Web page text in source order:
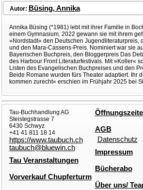
Autor: Büsing, Annika
Annika Büsing (*1981) lebt mit ihrer Familie in
einem Gymnasium. 2022 gewann sie mit ihrem
»Nordstadt« den Deutschen Jugendliteraturpreis,
und den Mara-Cassens-Preis. Nominiert war sie
Bayerischen Buchpreis, den Bloggerpreis Das
des Harbour Front Literaturfestivals. Mit »Koller«
Listen des Evangelischen Buchpreises und den
Beide Romane wurden fürs Theater adaptiert. Ihr
kommen zurecht« erschien im Frühjahr 2025 bei
Tau-Buchhandlung AG
Steistegstrasse 7
6430 Schwyz
+41 41 811 18 14
https://www.taubuch.ch
taubuch@bluewin.ch
AGB
Datenschutz
Impressum
Tau Veranstaltungen
Bücherabo
Vorverkauf Chupferturm
Über uns/